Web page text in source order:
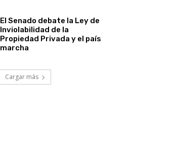
El Senado debate la Ley de
Inviolabilidad de la
Propiedad Privada y el país
marcha
Cargar más